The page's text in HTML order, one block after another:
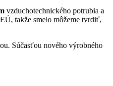
vzduchotechnického potrubia a
takže smelo môžeme tvrdiť,
Súčasťou nového výrobného